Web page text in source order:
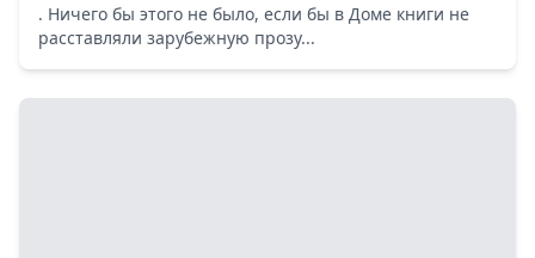
. Ничего бы этого не было, если бы в Доме книги не
расставляли зарубежную прозу...